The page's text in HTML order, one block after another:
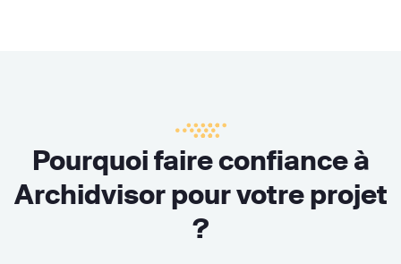
Pourquoi faire confiance à
Archidvisor pour votre projet
?